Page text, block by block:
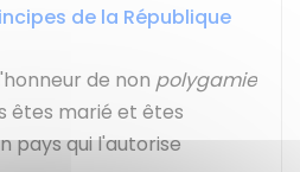
de la République
de non polygamie
êtes marié et êtes
pays qui l'autorise